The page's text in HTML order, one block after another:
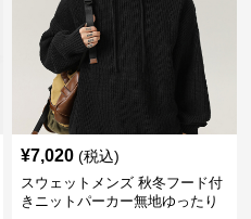
¥7,020 (税込)
スウェットメンズ 秋冬フード付
きニットパーカー無地ゆったり